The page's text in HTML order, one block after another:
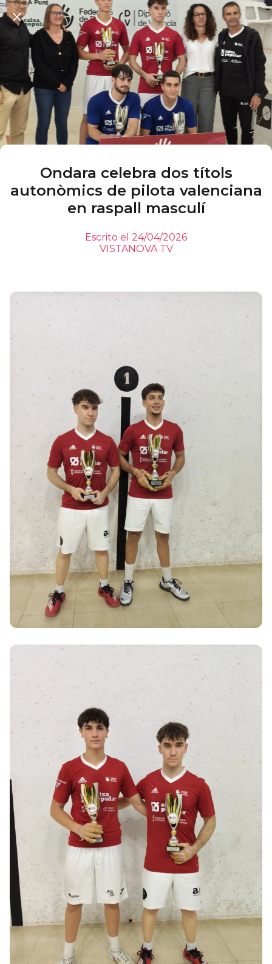
Ondara celebra dos títols
autonòmics de pilota valenciana
en raspall masculí
Escrito el 24/04/2026
VISTANOVA TV